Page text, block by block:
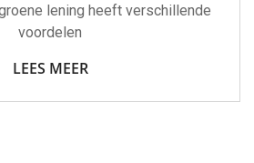
lening heeft verschillende
voordelen
LEES MEER